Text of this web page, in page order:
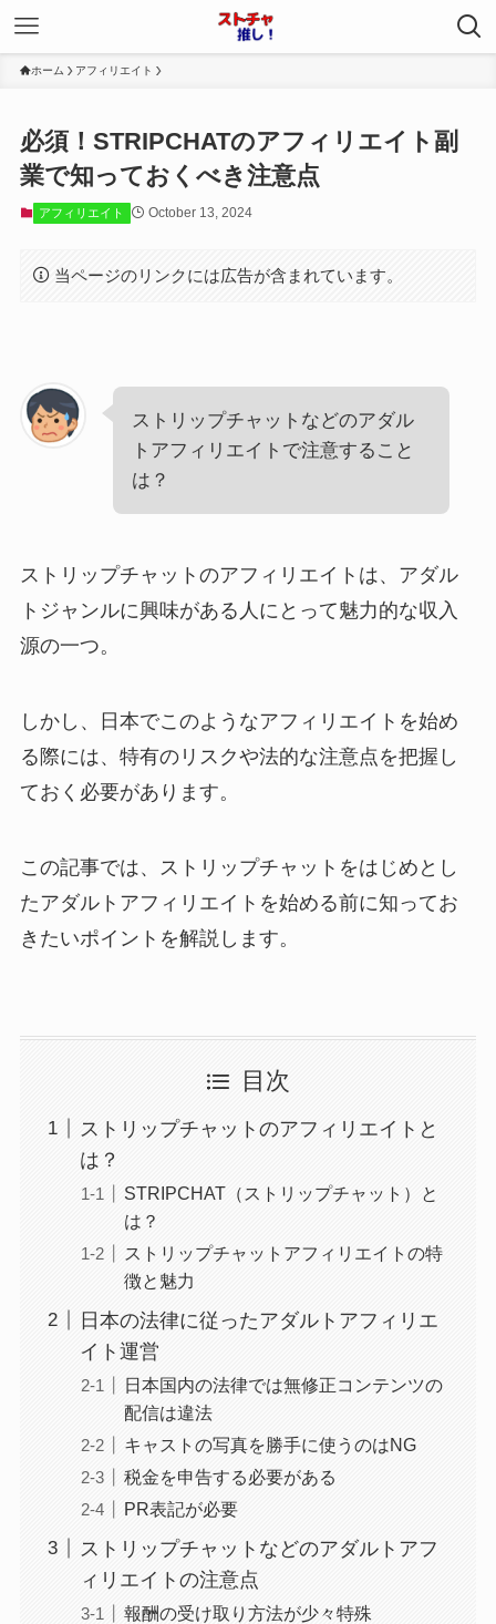
ホーム アフィリエイト
必須！STRIPCHATのアフィリエイト副
業で知っておくべき注意点
アフィリエイト October 13, 2024
当ページのリンクには広告が含まれています。
ストリップチャットなどのアダル
トアフィリエイトで注意すること
は？
ストリップチャットのアフィリエイトは、アダル
トジャンルに興味がある人にとって魅力的な収入
源の一つ。
しかし、日本でこのようなアフィリエイトを始め
る際には、特有のリスクや法的な注意点を把握し
ておく必要があります。
この記事では、ストリップチャットをはじめとし
たアダルトアフィリエイトを始める前に知ってお
きたいポイントを解説します。
目次
ストリップチャットのアフィリエイトと
は？
STRIPCHAT（ストリップチャット）と
は？
ストリップチャットアフィリエイトの特
徴と魅力
日本の法律に従ったアダルトアフィリエ
イト運営
日本国内の法律では無修正コンテンツの
配信は違法
キャストの写真を勝手に使うのはNG
税金を申告する必要がある
PR表記が必要
ストリップチャットなどのアダルトアフ
ィリエイトの注意点
報酬の受け取り方法が少々特殊